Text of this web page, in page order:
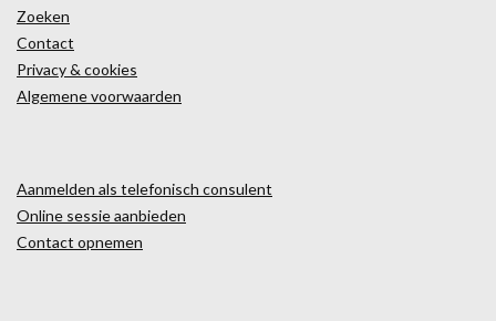
Zoeken
Contact
Privacy & cookies
Algemene voorwaarden
Aanmelden als telefonisch consulent
Online sessie aanbieden
Contact opnemen